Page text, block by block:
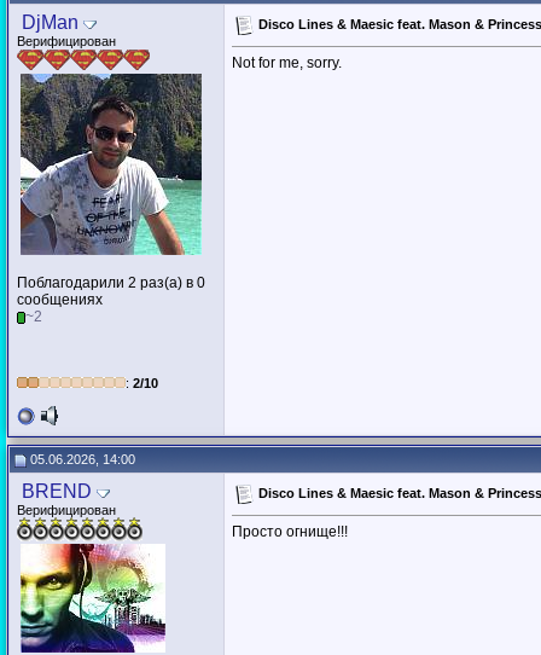
DjMan
Верифицирован
Поблагодарили 2 раз(а) в 0
сообщениях
~2
: 2/10
Disco Lines & Maesic feat. Mason &
Not for me, sorry.
05.06.2026, 14:00
BREND
Верифицирован
Disco Lines & Maesic feat. Mason &
Просто огнище!!!